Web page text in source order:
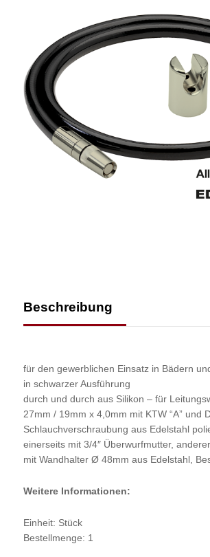
Beschreibung
für den gewerblichen Einsatz in Bädern
in schwarzer Ausführung
durch und durch aus Silikon – für
27mm / 19mm x 4,0mm mit KTW “A” und
Schlauchverschraubung aus Edelstahl
einerseits mit 3/4″ Überwurfmutter,
mit Wandhalter Ø 48mm aus Edelstahl,
Weitere Informationen:
Einheit: Stück
Bestellmenge: 1